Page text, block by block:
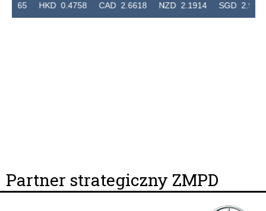
HKD 0.4758 CAD 2.6618 NZD 2.1914 SGD
Partner strategiczny ZMPD